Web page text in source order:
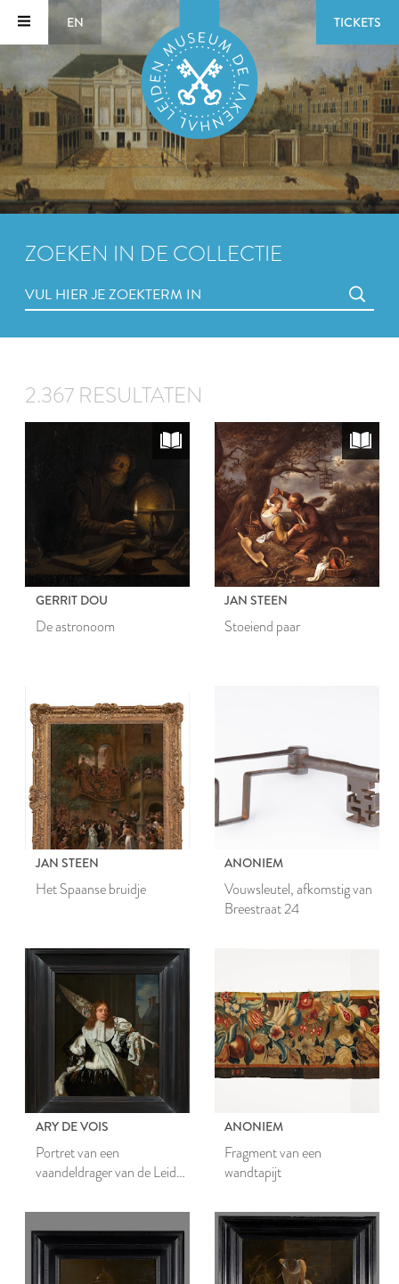
EN TICKETS
ZOEKEN IN DE COLLECTIE
2.367 RESULTATEN
GERRIT DOU
De astronoom
JAN STEEN
Stoeiend paar
JAN STEEN
Het Spaanse bruidje
ANONIEM
Vouwsleutel, afkomstig van
Breestraat 24
ARY DE VOIS
Portret van een
vaandeldrager van de Leidse
ANONIEM
Fragment van een
wandtapijt